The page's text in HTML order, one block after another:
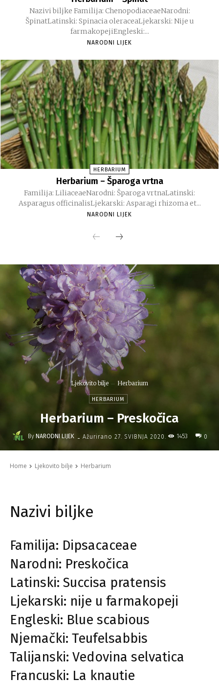
Nazivi biljke Familija: ChenopodiaceaeNarodni:
ŠpinatLatinski: Spinacia oleraceaLjekarski: Nije u
farmakopejiEngleski:...
NARODNI LIJEK
HERBARIUM
Herbarium – Šparoga vrtna
Familija: LiliaceaeNarodni: Šparoga vrtnaLatinski:
Asparagus officinalisLjekarski: Asparagi rhizoma et...
NARODNI LIJEK